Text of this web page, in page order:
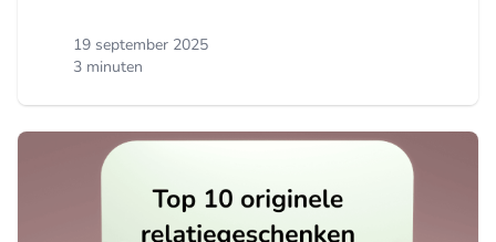
19 september 2025
3 minuten